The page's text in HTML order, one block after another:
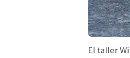
El taller